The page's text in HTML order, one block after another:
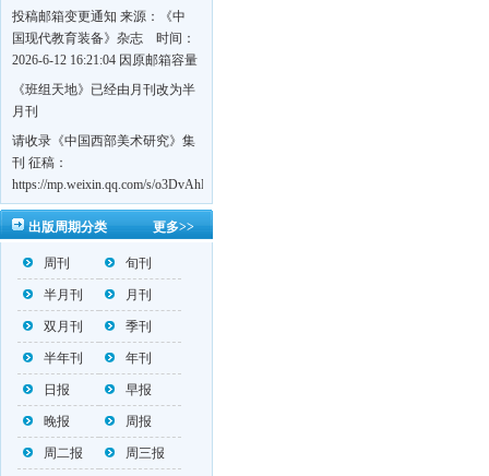
《岭南心血管病杂志》编辑部
收，
https://navi.cnki.net/knavi/detail?
BMxk-
109PkA==&uniplatform=NZKPT&language=CHS
投稿邮箱变更通知 来源：《中
国现代教育装备》杂志 时间：
2026-6-12 16:21:04 因原邮箱容量
有限，自即日起停止使用，我刊
投稿邮箱变更为 高教投稿邮
邮箱：bedu@cmee.net.cn
《班组天地》已经由月刊改为半
月刊
请收录《中国西部美术研究》集
刊 征稿：
https://mp.weixin.qq.com/s/o3DvAhL6jtTS9ASccwcwPQ
第一辑：
https://mp.weixin.qq.com/s/_w2OMIu6Gs1QL0b_JWhZAQ
更多>>
出版周期分类
周刊 旬刊
半月刊 月刊
双月刊 季刊
半年刊 年刊
日报 早报
晚报 周报
周二报 周三报